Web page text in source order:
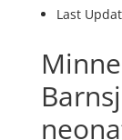
Last